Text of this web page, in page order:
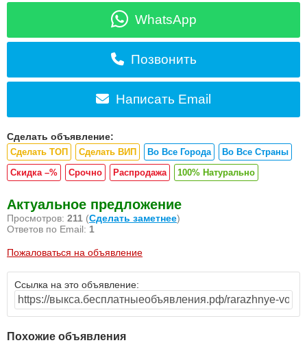
WhatsApp
Позвонить
Написать Email
Сделать объявление:
Сделать ТОП Сделать ВИП Во Все Города
Во Все Страны
Скидка –%
Срочно Распродажа 100% Натурально
Актуальное предложение
Просмотров: 211 (Сделать заметнее)
Ответов по Email: 1
Пожаловаться на объявление
Ссылка на это объявление:
Похожие объявления